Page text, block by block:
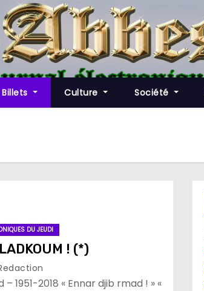
Culture Société
DU JEUDI
! (*)
1951-2018 « Ennar djib rmad ! » «